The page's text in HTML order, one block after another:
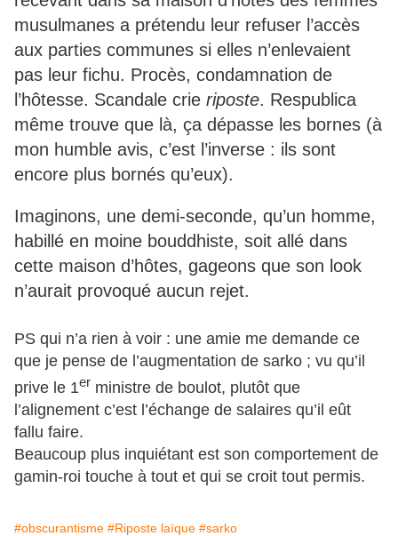
musulmanes a prétendu leur refuser l’accès
aux parties communes si elles n’enlevaient
pas leur fichu. Procès, condamnation de
l’hôtesse. Scandale crie riposte. Respublica
même trouve que là, ça dépasse les bornes (à
mon humble avis, c’est l’inverse : ils sont
encore plus bornés qu’eux).
Imaginons, une demi-seconde, qu’un homme,
habillé en moine bouddhiste, soit allé dans
cette maison d’hôtes, gageons que son look
n’aurait provoqué aucun rejet.
PS qui n’a rien à voir : une amie me demande ce
que je pense de l’augmentation de sarko ; vu qu’il
prive le 1er ministre de boulot, plutôt que
l’alignement c’est l’échange de salaires qu’il eût
fallu faire.
Beaucoup plus inquiétant est son comportement de
gamin-roi touche à tout et qui se croit tout permis.
#obscurantisme #Riposte laïque #sarko